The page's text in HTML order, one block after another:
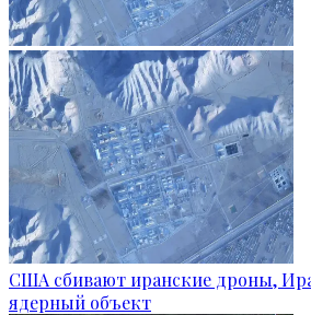
США сбивают иранские дроны,
ядерный объект